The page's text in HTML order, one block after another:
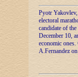
Pyotr
electoral
candidate of
December 10,
economic
A.Fernandez